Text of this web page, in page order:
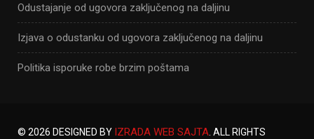
Odustajanje od ugovora zaključenog na daljinu
Izjava o odustanku od ugovora zaključenog na daljinu
Politika isporuke robe brzim poštama
© 2026 DESIGNED BY IZRADA WEB SAJTA . ALL RIGHTS